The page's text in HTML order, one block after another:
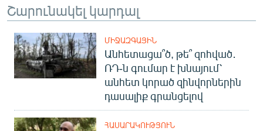
Շարունակել կարդալ
ՄԻՋԱԶԳԱՅԻՆ
Անհետացա՞ծ, թե՞ զոհված․
ՌԴ-ն գումար է խնայում՝
անհետ կորած զինվորներին
դասալիք գրանցելով
ՀԱՍԱՐԱԿՈՒԹՅՈՒՆ